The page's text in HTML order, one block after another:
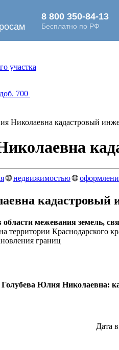
участка
700
Николаевна кадастровый
🌐недвижимостью🌐
кадастровый
межевания земель,
Краснодарского
границ
Юлия Николаевна:
Дата